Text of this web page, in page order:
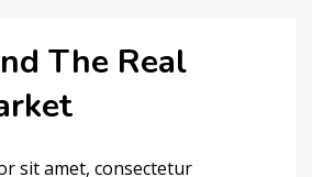
The Real
sit amet, consectetur